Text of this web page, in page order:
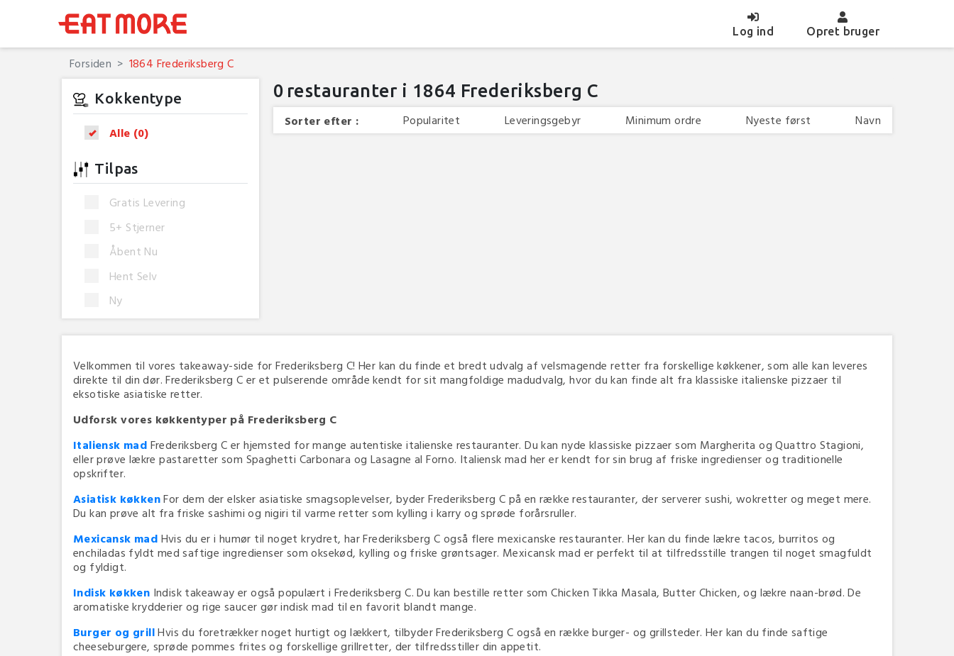
Log ind (current)Opret bruger
Forsiden 1864 Frederiksberg C
Kokkentype
Alle (0)
Tilpas
Gratis Levering
5+ Stjerner
Åbent Nu
Hent Selv
Ny
0 restauranter i 1864 Frederiksberg C
Sorter efter : Popularitet Leveringsgebyr Minimum ordre Nyeste først Navn
Velkommen til vores takeaway-side for Frederiksberg C! Her kan du finde et bredt udvalg af velsmagende retter fra forskellige køkkener, som alle kan leveres
direkte til din dør. Frederiksberg C er et pulserende område kendt for sit mangfoldige madudvalg, hvor du kan finde alt fra klassiske italienske pizzaer til
eksotiske asiatiske retter.
Udforsk vores køkkentyper på Frederiksberg C
Italiensk mad Frederiksberg C er hjemsted for mange autentiske italienske restauranter. Du kan nyde klassiske pizzaer som Margherita og Quattro Stagioni,
eller prøve lækre pastaretter som Spaghetti Carbonara og Lasagne al Forno. Italiensk mad her er kendt for sin brug af friske ingredienser og traditionelle
opskrifter.
Asiatisk køkkenFor dem der elsker asiatiske smagsoplevelser, byder Frederiksberg C på en række restauranter, der serverer sushi, wokretter og meget mere.
Du kan prøve alt fra friske sashimi og nigiri til varme retter som kylling i karry og sprøde forårsruller.
Mexicansk mad Hvis du er i humør til noget krydret, har Frederiksberg C også flere mexicanske restauranter. Her kan du finde lækre tacos, burritos og
enchiladas fyldt med saftige ingredienser som oksekød, kylling og friske grøntsager. Mexicansk mad er perfekt til at tilfredsstille trangen til noget smagfuldt
og fyldigt.
Indisk køkken Indisk takeaway er også populært i Frederiksberg C. Du kan bestille retter som Chicken Tikka Masala, Butter Chicken, og lækre naan-brød. De
aromatiske krydderier og rige saucer gør indisk mad til en favorit blandt mange.
Burger og grillHvis du foretrækker noget hurtigt og lækkert, tilbyder Frederiksberg C også en række burger- og grillsteder. Her kan du finde saftige
cheeseburgere, sprøde pommes frites og forskellige grillretter, der tilfredsstiller din appetit.